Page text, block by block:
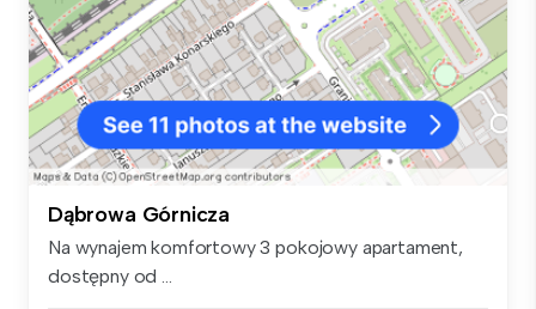
Dąbrowa Górnicza
Na wynajem komfortowy 3 pokojowy apartament,
dostępny od ...